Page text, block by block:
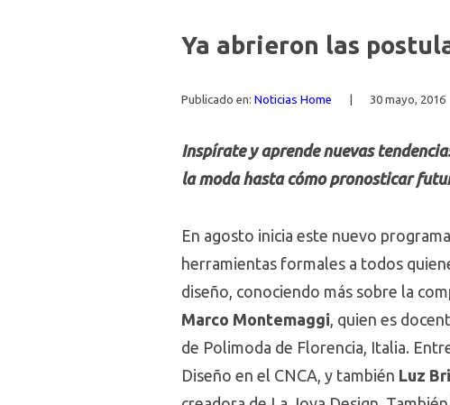
Ya abrieron las
Publicado en: Noticias Home 30 mayo, 2016
Inspírate y aprende nuevas
la moda hasta cómo pronosticar
En agosto inicia este nuevo programa
herramientas formales a todos
diseño, conociendo más sobre la
Marco Montemaggi, quien es
de Polimoda de Florencia, Italia.
Diseño en el CNCA, y también Luz